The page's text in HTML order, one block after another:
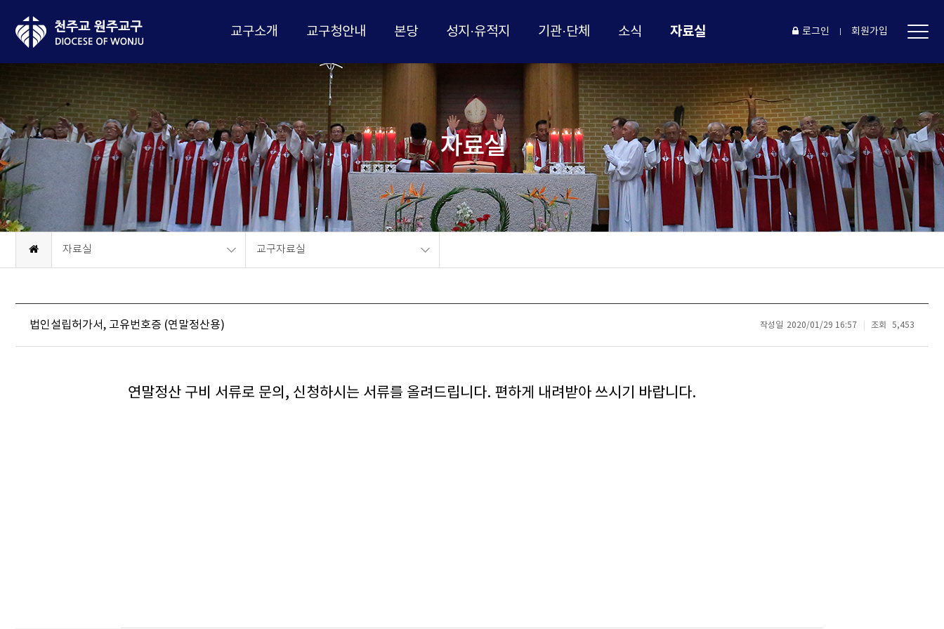
교구소개 교구청안내 본당 성지·유적지 기관·단체 소식 자료실 로그인 회원가입
자료실
자료실 교구자료실
법인설립허가서, 고유번호증 (연말정산용) 작성일 2020/01/29 16:57 조회 5,453
연말정산 구비 서류로 문의, 신청하시는 서류를 올려드립니다. 편하게 내려받아 쓰시기 바랍니다.